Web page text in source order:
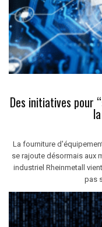
Des initiatives pour
La fourniture
se rajoute désormais aux
industriel Rheinmetall
pas